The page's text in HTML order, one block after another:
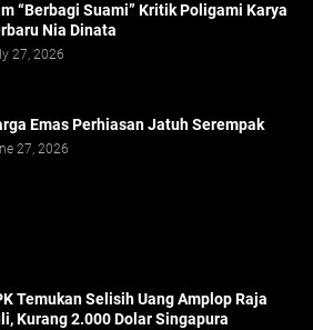
“Berbagi Suami” Kritik Poligami Karya
Nia Dinata
27, 2026
Emas Perhiasan Jatuh Serempak
27, 2026
Temukan Selisih Uang Amplop Raja
Kurang 2.000 Dolar Singapura